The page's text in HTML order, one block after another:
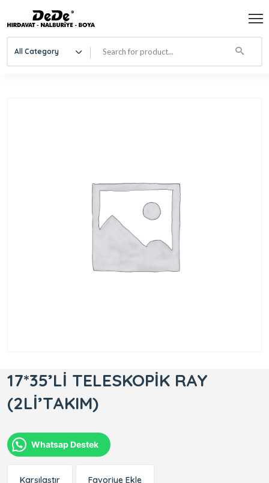
All Category
17*35’Lİ TELESKOPİK RAY
(2Lİ’TAKIM)
Whatsap Destek
Karşılaştır Favoriye Ekle